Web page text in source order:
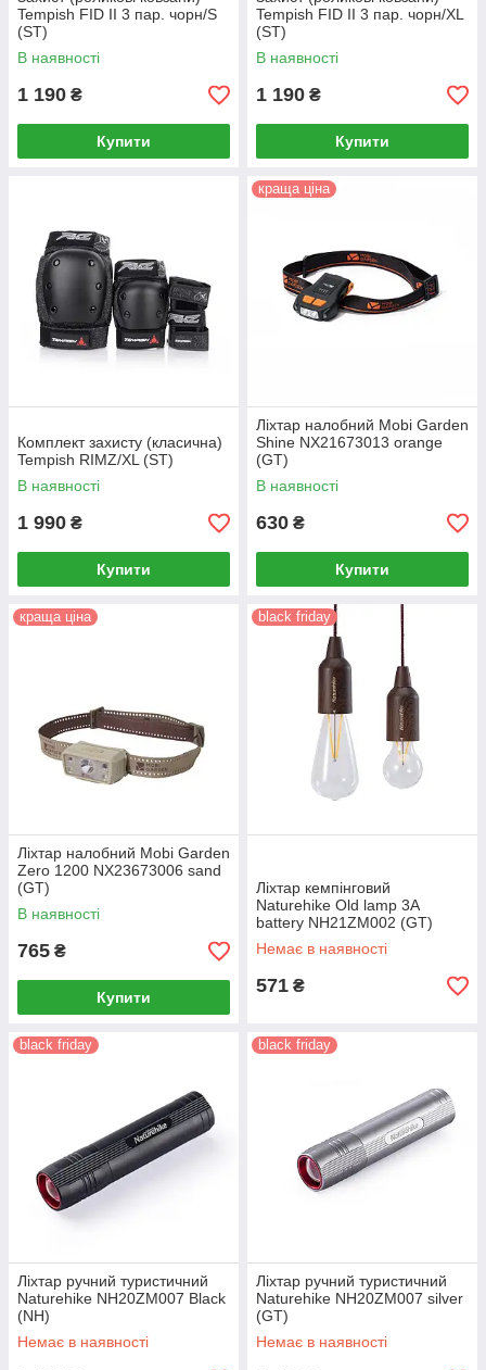
Tempish FID II 3 пар. чорн/S
(ST)
В наявності
1 190 ₴
Купити
Tempish FID II 3 пар. чорн/XL
(ST)
В наявності
1 190 ₴
Купити
Комплект захисту (класична)
Tempish RIMZ/XL (ST)
В наявності
1 990 ₴
Купити
краща ціна
Ліхтар налобний Mobi Garden
Shine NX21673013 orange
(GT)
В наявності
630 ₴
Купити
краща ціна
Ліхтар налобний Mobi Garden
Zero 1200 NX23673006 sand
(GT)
В наявності
765 ₴
Купити
black friday
Ліхтар кемпінговий
Naturehike Old lamp 3A
battery NH21ZM002 (GT)
Немає в наявності
571 ₴
black friday
Ліхтар ручний туристичний
Naturehike NH20ZM007 Black
(NH)
Немає в наявності
black friday
Ліхтар ручний туристичний
Naturehike NH20ZM007 silver
(GT)
Немає в наявності